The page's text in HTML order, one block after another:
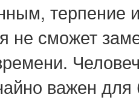
терпение и
не сможет
важен